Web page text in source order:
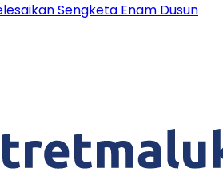
Sengketa Enam Dusun